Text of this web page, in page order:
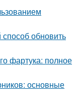
обновить
фартука: полное
основные